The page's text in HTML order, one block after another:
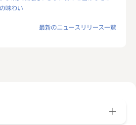
味わい
最新のニュースリリース一覧